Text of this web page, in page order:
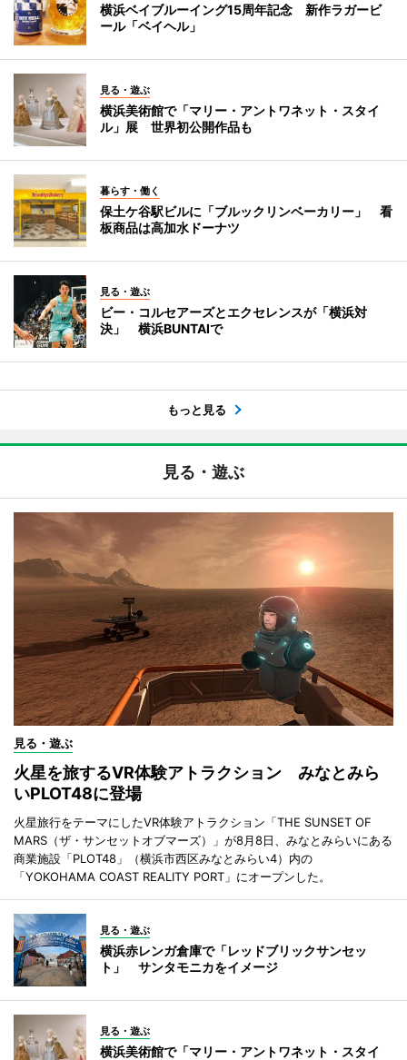
横浜ベイブルーイング15周年記念 新作ラガービ
ール「ベイヘル」
見る・遊ぶ
横浜美術館で「マリー・アントワネット・スタイ
ル」展 世界初公開作品も
暮らす・働く
保土ケ谷駅ビルに「ブルックリンベーカリー」 看
板商品は高加水ドーナツ
見る・遊ぶ
ビー・コルセアーズとエクセレンスが「横浜対
決」 横浜BUNTAIで
もっと見る
見る・遊ぶ
見る・遊ぶ
火星を旅するVR体験アトラクション みなとみら
いPLOT48に登場
火星旅行をテーマにしたVR体験アトラクション「THE SUNSET OF
MARS（ザ・サンセットオブマーズ）」が8月8日、みなとみらいにある
商業施設「PLOT48」（横浜市西区みなとみらい4）内の
「YOKOHAMA COAST REALITY PORT」にオープンした。
見る・遊ぶ
横浜赤レンガ倉庫で「レッドブリックサンセッ
ト」 サンタモニカをイメージ
見る・遊ぶ
横浜美術館で「マリー・アントワネット・スタイ